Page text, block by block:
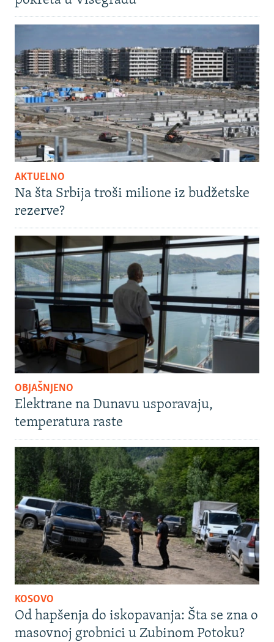
AKTUELNO
Na šta Srbija troši milione iz budžetske
rezerve?
OBJAŠNJENO
Elektrane na Dunavu usporavaju,
temperatura raste
KOSOVO
Od hapšenja do iskopavanja: Šta se zna o
masovnoj grobnici u Zubinom Potoku?